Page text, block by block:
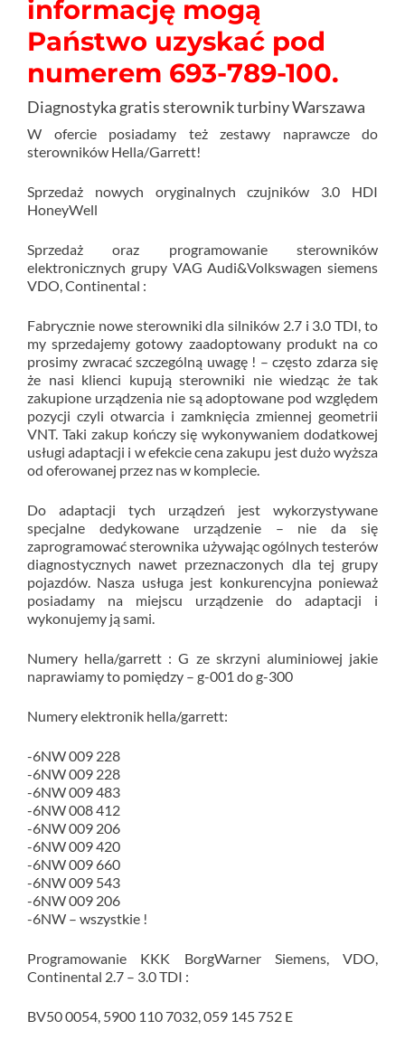
informację mogą
Państwo uzyskać pod
numerem 693-789-100.
Diagnostyka gratis sterownik turbiny Warszawa
W ofercie posiadamy też zestawy naprawcze do
sterowników Hella/Garrett!
Sprzedaż nowych oryginalnych czujników 3.0 HDI
HoneyWell
Sprzedaż oraz programowanie sterowników
elektronicznych grupy VAG Audi&Volkswagen siemens
VDO, Continental :
Fabrycznie nowe sterowniki dla silników 2.7 i 3.0 TDI, to
my sprzedajemy gotowy zaadoptowany produkt na co
prosimy zwracać szczególną uwagę ! – często zdarza się
że nasi klienci kupują sterowniki nie wiedząc że tak
zakupione urządzenia nie są adoptowane pod względem
pozycji czyli otwarcia i zamknięcia zmiennej geometrii
VNT. Taki zakup kończy się wykonywaniem dodatkowej
usługi adaptacji i w efekcie cena zakupu jest dużo wyższa
od oferowanej przez nas w komplecie.
Do adaptacji tych urządzeń jest wykorzystywane
specjalne dedykowane urządzenie – nie da się
zaprogramować sterownika używając ogólnych testerów
diagnostycznych nawet przeznaczonych dla tej grupy
pojazdów. Nasza usługa jest konkurencyjna ponieważ
posiadamy na miejscu urządzenie do adaptacji i
wykonujemy ją sami.
Numery hella/garrett : G ze skrzyni aluminiowej jakie
naprawiamy to pomiędzy – g-001 do g-300
Numery elektronik hella/garrett:
-6NW 009 228
-6NW 009 228
-6NW 009 483
-6NW 008 412
-6NW 009 206
-6NW 009 420
-6NW 009 660
-6NW 009 543
-6NW 009 206
-6NW – wszystkie !
Programowanie KKK BorgWarner Siemens, VDO,
Continental 2.7 – 3.0 TDI :
BV50 0054, 5900 110 7032, 059 145 752 E